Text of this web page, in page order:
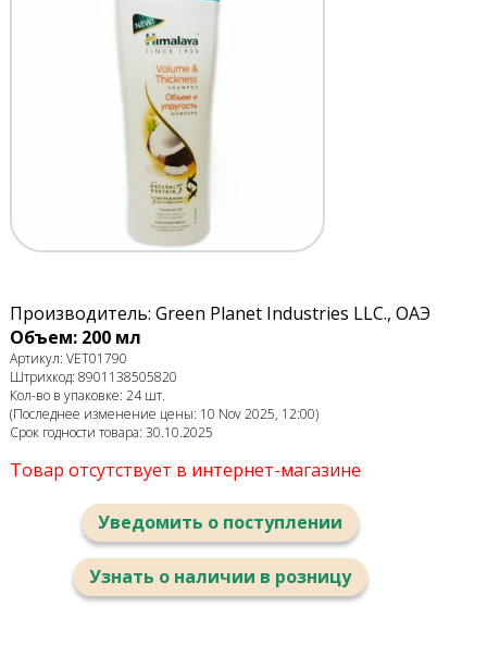
Производитель: Green Planet Industries LLC., ОАЭ
Объем: 200 мл
Артикул: VET01790
Штрихкод: 8901138505820
Кол-во в упаковке: 24 шт.
(Последнее изменение цены: 10 Nov 2025, 12:00)
Срок годности товара: 30.10.2025
Товар отсутствует в интернет-магазине
Уведомить о поступлении
Узнать о наличии в розницу